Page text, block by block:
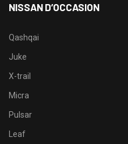
NISSAN D’OCCASION
Qashqai
Juke
X-trail
Micra
Pulsar
Leaf